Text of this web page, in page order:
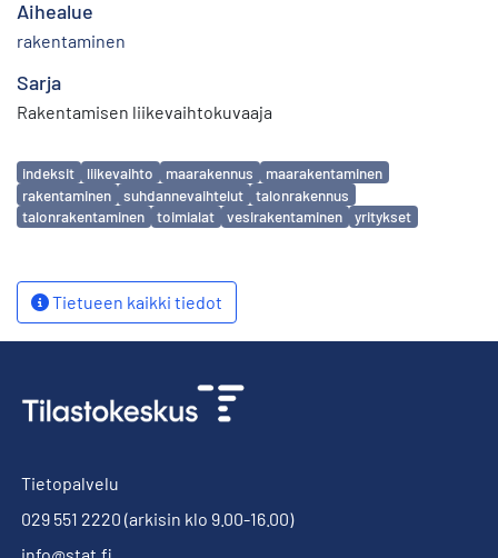
Aihealue
rakentaminen
Sarja
Rakentamisen liikevaihtokuvaaja
Avainsanat
indeksit liikevaihto maarakennus
maarakentaminen
rakentaminen
suhdannevaihtelut
talonrakennus
talonrakentaminen
toimialat vesirakentaminen yritykset
Tietueen kaikki tiedot
Tietopalvelu
029 551 2220 (arkisin klo 9.00-16.00)